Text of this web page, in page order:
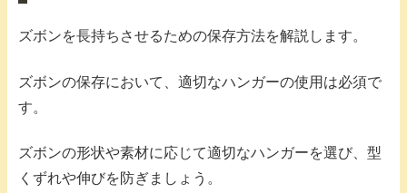
ズボンを長持ちさせるための保存方法を解説します。
ズボンの保存において、適切なハンガーの使用は必須で
す。
ズボンの形状や素材に応じて適切なハンガーを選び、型
くずれや伸びを防ぎましょう。